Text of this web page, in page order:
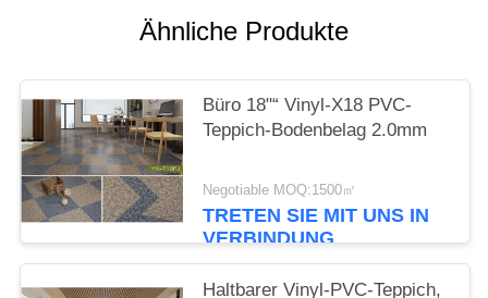
Ähnliche Produkte
Büro 18"“ Vinyl-X18 PVC-
Teppich-Bodenbelag 2.0mm
Negotiable MOQ:1500㎡
TRETEN SIE MIT UNS IN
VERBINDUNG
Haltbarer Vinyl-PVC-Teppich,